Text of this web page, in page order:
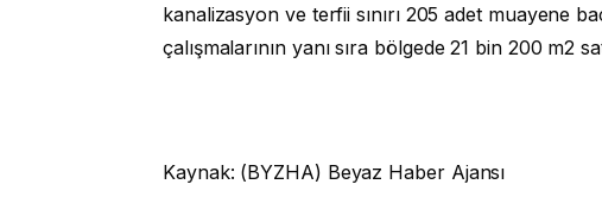
kanalizasyon ve terfii sınırı 205 adet muayene
çalışmalarının yanı sıra bölgede 21 bin 200 m2
Kaynak: (BYZHA) Beyaz Haber Ajansı